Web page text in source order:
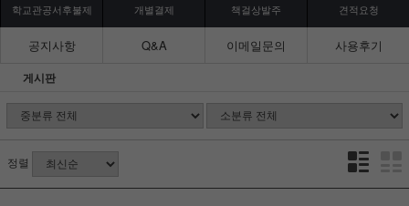
학교관공서후불제 개별결제 책걸상발주 견적요청
공지사항 Q&A 이메일문의 사용후기
게시판
정렬